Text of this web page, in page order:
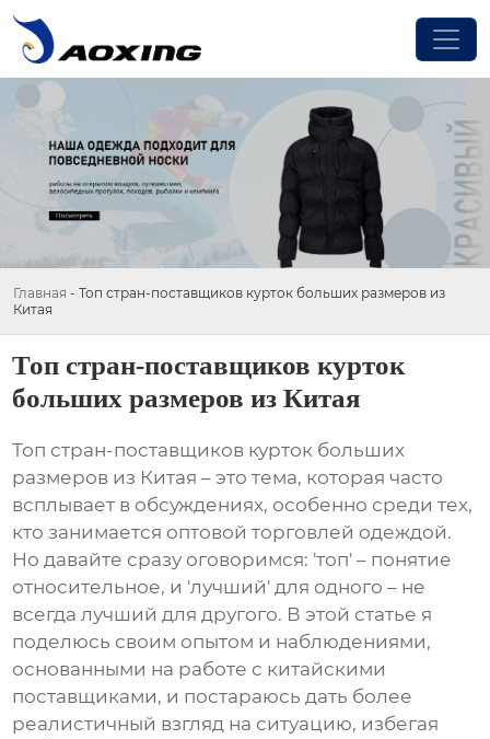
Главная - Топ стран-поставщиков курток больших размеров из
Китая
Топ стран-поставщиков курток
больших размеров из Китая
Топ стран-поставщиков курток больших
размеров из Китая – это тема, которая часто
всплывает в обсуждениях, особенно среди тех,
кто занимается оптовой торговлей одеждой.
Но давайте сразу оговоримся: 'топ' – понятие
относительное, и 'лучший' для одного – не
всегда лучший для другого. В этой статье я
поделюсь своим опытом и наблюдениями,
основанными на работе с китайскими
поставщиками, и постараюсь дать более
реалистичный взгляд на ситуацию, избегая